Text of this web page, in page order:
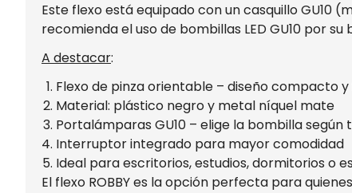
Este flexo está equipado con un casquillo GU10
recomienda el uso de bombillas LED GU10 por
A destacar:
Flexo de pinza orientable – diseño compacto
Material: plástico negro y metal níquel mate
Portalámparas GU10 – elige la bombilla según
Interruptor integrado para mayor comodidad
Ideal para escritorios, estudios, dormitorios o
El flexo ROBBY es la opción perfecta para